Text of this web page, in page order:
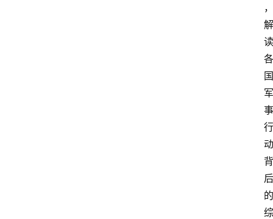
，
解
读
各
国
军
事
行
动
背
后
的
综